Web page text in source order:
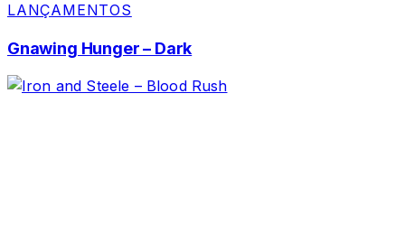
LANÇAMENTOS
Gnawing Hunger – Dark